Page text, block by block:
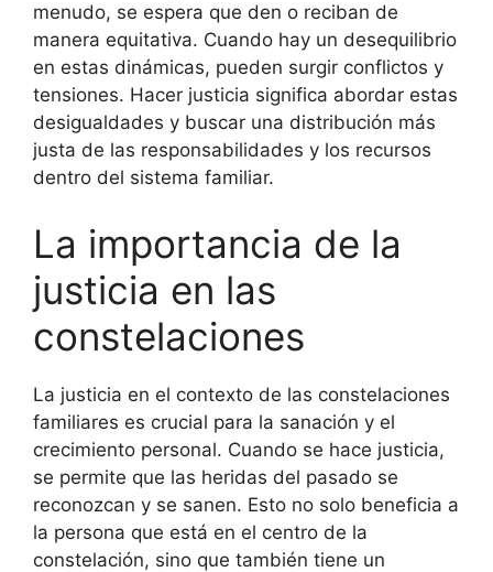
menudo, se espera que den o reciban de
manera equitativa. Cuando hay un desequilibrio
en estas dinámicas, pueden surgir conflictos y
tensiones. Hacer justicia significa abordar estas
desigualdades y buscar una distribución más
justa de las responsabilidades y los recursos
dentro del sistema familiar.
La importancia de la
justicia en las
constelaciones
La justicia en el contexto de las constelaciones
familiares es crucial para la sanación y el
crecimiento personal. Cuando se hace justicia,
se permite que las heridas del pasado se
reconozcan y se sanen. Esto no solo beneficia a
la persona que está en el centro de la
constelación, sino que también tiene un